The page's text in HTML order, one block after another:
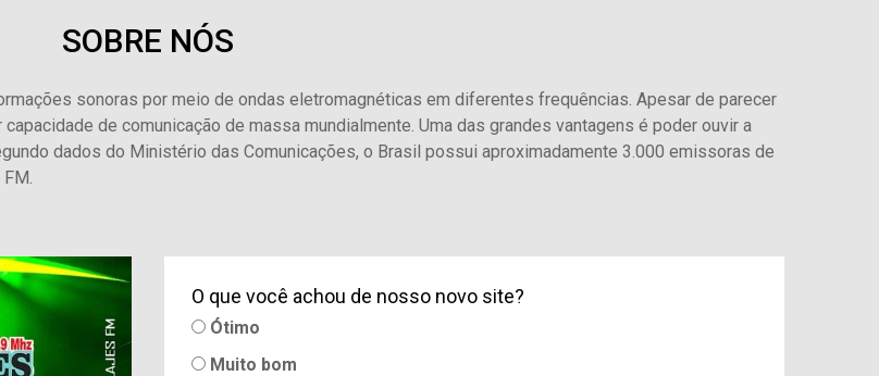
SOBRE NÓS
sonoras por meio de ondas eletromagnéticas em diferentes frequências. Apesar de parecer
de comunicação de massa mundialmente. Uma das grandes vantagens é poder ouvir a
dados do Ministério das Comunicações, o Brasil possui aproximadamente 3.000 emissoras de
O que você achou de nosso novo site?
Ótimo
Muito bom